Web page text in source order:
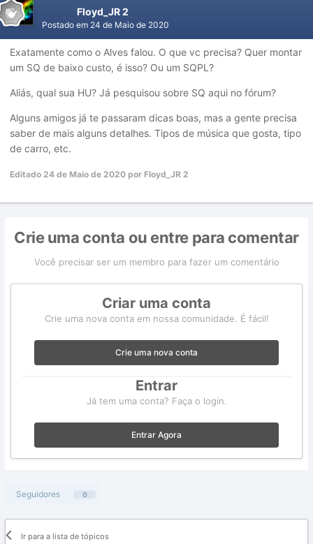
Floyd_JR 2
Postado em 24 de Maio de 2020
Exatamente como o Alves falou. O que vc precisa? Quer montar
um SQ de baixo custo, é isso? Ou um SQPL?
Aliás, qual sua HU? Já pesquisou sobre SQ aqui no fórum?
Alguns amigos já te passaram dicas boas, mas a gente precisa
saber de mais alguns detalhes. Tipos de música que gosta, tipo
de carro, etc.
Editado 24 de Maio de 2020 por Floyd_JR 2
Crie uma conta ou entre para comentar
Você precisar ser um membro para fazer um comentário
Criar uma conta
Crie uma nova conta em nossa comunidade. É fácil!
Crie uma nova conta
Entrar
Já tem uma conta? Faça o login.
Entrar Agora
Seguidores 0
Ir para a lista de tópicos